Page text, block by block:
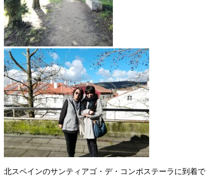
北スペインのサンティアゴ・デ・コンポステーラに到着で